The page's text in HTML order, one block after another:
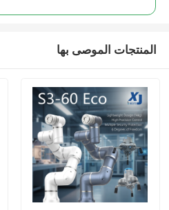
المنتجات الموصى بها